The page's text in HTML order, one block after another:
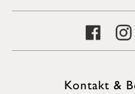
Kontakt &